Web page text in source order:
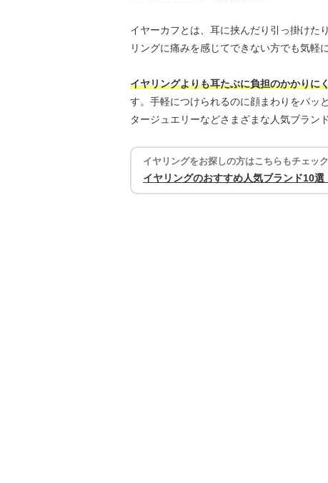
イヤーカフとは、耳に挟んだり引っ掛けた
リングに痛みを感じてできない方でも気軽
イヤリングよりも耳たぶに負担のかかりに
す。手軽につけられるのに顔まわりをパッ
タージュエリーなどさまざまな人気ブラン
イヤリングをお探しの方はこちらもチェック
イヤリングのおすすめ人気ブランド10